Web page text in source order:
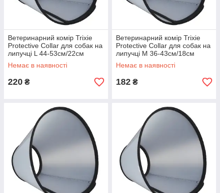
Ветеринарний комір Trixie
Protective Collar для собак на
липучці L 44-53см/22см
(19515)
Немає в наявності
220 ₴
Ветеринарний комір Trixie
Protective Collar для собак на
липучці M 36-43см/18см
(19514)
Немає в наявності
182 ₴